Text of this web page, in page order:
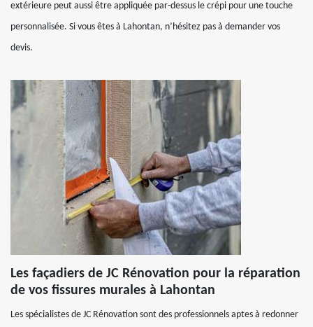
extérieure peut aussi être appliquée par-dessus le crépi pour une touche
personnalisée. Si vous êtes à Lahontan, n’hésitez pas à demander vos
devis.
Les façadiers de JC Rénovation pour la réparation
de vos fissures murales à Lahontan
Les spécialistes de JC Rénovation sont des professionnels aptes à redonner